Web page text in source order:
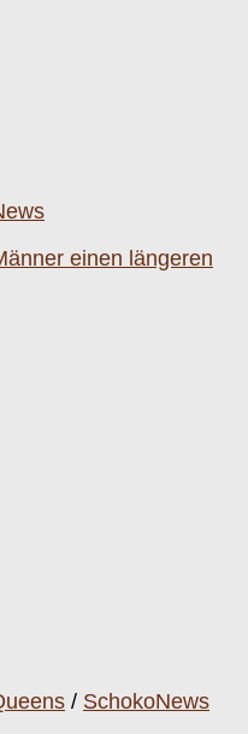
einen längeren
/ SchokoNews